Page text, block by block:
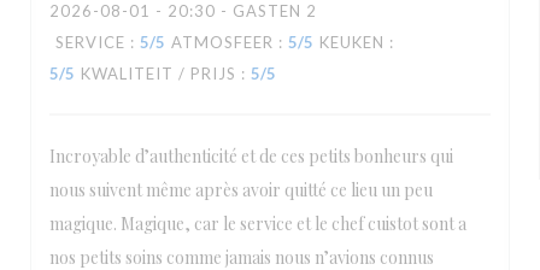
2026-08-01 - 20:30 - GASTEN 2
SERVICE : 5/5 ATMOSFEER : 5/5 KEUKEN :
5/5 KWALITEIT / PRIJS : 5/5
Incroyable d’authenticité et de ces petits bonheurs qui
nous suivent même après avoir quitté ce lieu un peu
magique. Magique, car le service et le chef cuistot sont a
nos petits soins comme jamais nous n’avions connus